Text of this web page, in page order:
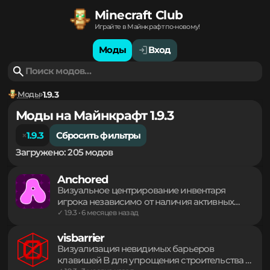
Minecraft Club
Играйте в Майнкрафт по-новому!
Моды Вход
Моды 1.9.3
Моды на Майнкрафт 1.9.3
1.9.3
Сбросить фильтры
Загружено: 205 модов
Anchored
Визуальное центрирование инвентаря
игрока независимо от наличия активных
интерфейса, возникающее из-за статусных
иконок, сохраняя положение слотов в
статичном состоянии. Повышает удобство
visbarrier
Визуализация невидимых барьеров